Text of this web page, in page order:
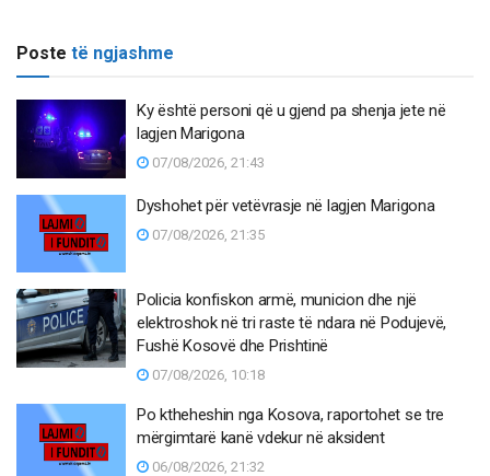
Poste të ngjashme
Ky është personi që u gjend pa shenja jete në
lagjen Marigona
07/08/2026, 21:43
Dyshohet për vetëvrasje në lagjen Marigona
07/08/2026, 21:35
Policia konfiskon armë, municion dhe një
elektroshok në tri raste të ndara në Podujevë,
Fushë Kosovë dhe Prishtinë
07/08/2026, 10:18
Po ktheheshin nga Kosova, raportohet se tre
mërgimtarë kanë vdekur në aksident
06/08/2026, 21:32